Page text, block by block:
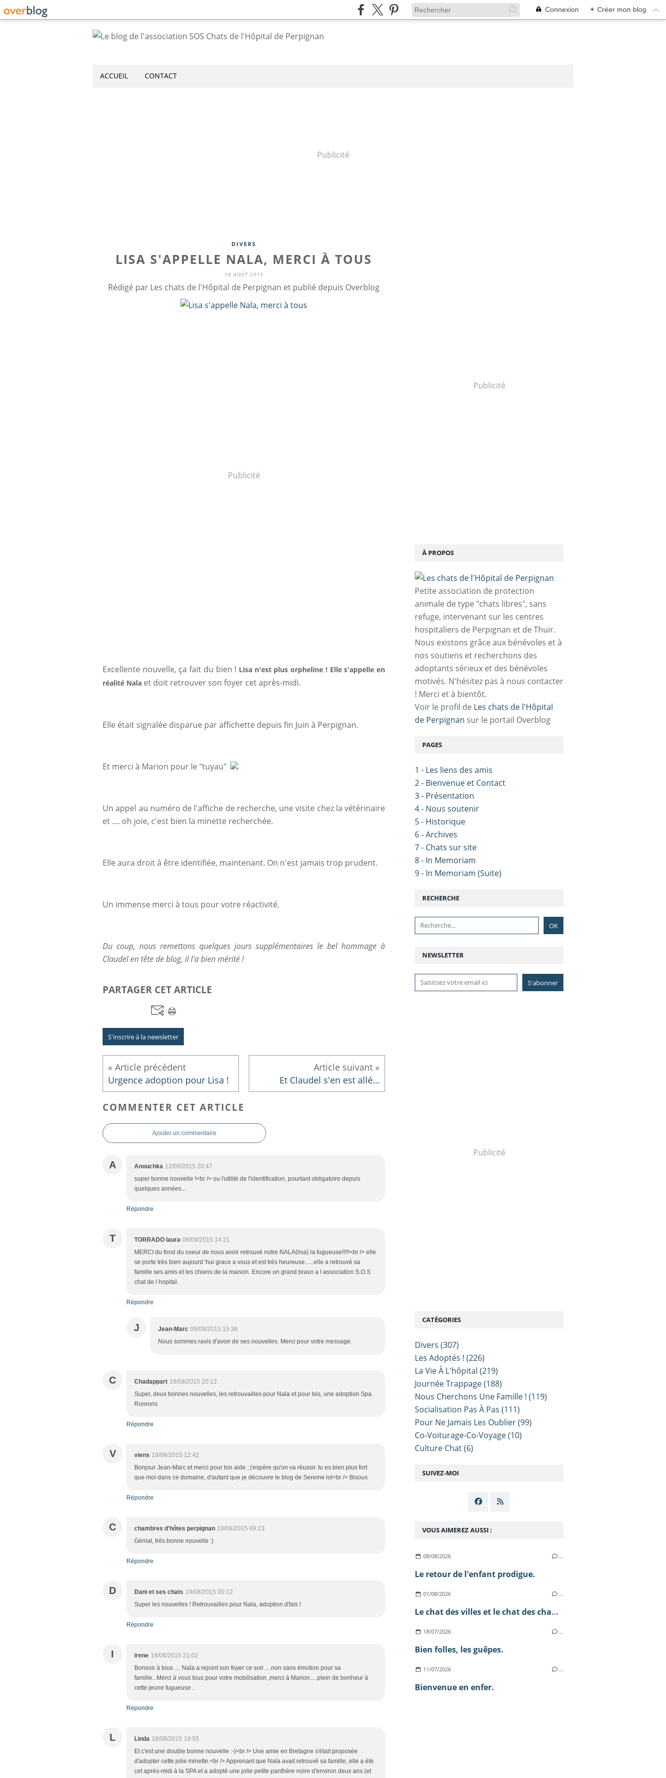
Connexion + Créer mon blog
ACCUEIL CONTACT
Publicité
DIVERS
LISA S'APPELLE NALA, MERCI À TOUS
18 AOÛT 2015
Rédigé par Les chats de l'Hôpital de Perpignan et publié depuis Overblog
Publicité
Excellente nouvelle, ça fait du bien ! Lisa n'est plus orpheline ! Elle s'appelle en
réalité Nala et doit retrouver son foyer cet après-midi.
Elle était signalée disparue par affichette depuis fin Juin à Perpignan.
Et merci à Marion pour le "tuyau"
Un appel au numéro de l'affiche de recherche, une visite chez la vétérinaire
et .... oh joie, c'est bien la minette recherchée.
Elle aura droit à être identifiée, maintenant. On n'est jamais trop prudent.
Un immense merci à tous pour votre réactivité.
Du coup, nous remettons quelques jours supplémentaires le bel hommage à
Claudel en tête de blog, il l'a bien mérité !
PARTAGER CET ARTICLE
S'inscrire à la newsletter
Urgence adoption pour Lisa ! Et Claudel s'en est allé…
COMMENTER CET ARTICLE
Ajouter un commentaire
A Anouchka 12/09/2015 20:47
super bonne nouvelle !<br /> ou l'utilité de l'identification, pourtant obligatoire depuis
quelques années...
Répondre
T TORRADO laura 08/09/2015 14:21
MERCI du fond du coeur de nous avoir retrouvé notre NALA(lisa) la fugueuse!!!!!<br /> elle
se porte très bien aujourd 'hui grace a vous et est très heureuse......elle a retrouvé sa
famille ses amis et les chiens de la maison. Encore un grand bravo a l association S.O.S
chat de l hopital.
Répondre
J Jean-Marc 08/09/2015 15:36
Nous sommes ravis d'avoir de ses nouvelles. Merci pour votre message.
C Chadappart 19/08/2015 20:12
Super, deux bonnes nouvelles, les retrouvailles pour Nala et pour Isis, une adoption Spa.
Ronrons
Répondre
V viens 19/08/2015 12:42
Bonjour Jean-Marc et merci pour ton aide ; j'espère qu'on va réussir. tu es bien plus fort
que moi dans ce domaine, d'autant que je découvre le blog de Sereine lol<br /> Bisous
Répondre
C chambres d'hôtes perpignan 19/08/2015 09:23
Génial, très bonne nouvelle :)
Répondre
D Dani et ses chats 19/08/2015 00:12
Super les nouvelles ! Retrouvailles pour Nala, adoption d'Isis !
Répondre
I irene 18/08/2015 21:02
Bonsoir à tous .... Nala a rejoint son foyer ce soir ....non sans émotion pour sa
famille...Merci à vous tous pour votre mobilisation ,merci à Marion.....plein de bonheur à
cette jeune fugueuse .
Répondre
L Linda 18/08/2015 19:55
Et c'est une double bonne nouvelle :-)<br /> Une amie en Bretagne s'était proposée
d'adopter cette jolie minette.<br /> Apprenant que Nala avait retrouvé sa famille, elle a été
cet après-midi à la SPA et a adopté une jolie petite panthère noire d'environ deux ans (et
Publicité
NEWSLETTER
SUIVEZ-MOI
RECHERCHE
À PROPOS
Petite association de protection
animale de type "chats libres", sans
refuge, intervenant sur les centres
hospitaliers de Perpignan et de Thuir.
Nous existons grâce aux bénévoles et à
nos soutiens et recherchons des
adoptants sérieux et des bénévoles
motivés. N'hésitez pas à nous contacter
! Merci et à bientôt.
Voir le profil de Les chats de l'Hôpital
de Perpignan sur le portail Overblog
Publicité
VOUS AIMEREZ AUSSI :
08/08/2026 …
Le retour de l'enfant prodigue.
01/08/2026 …
Le chat des villes et le chat des champs.
18/07/2026 …
Bien folles, les guêpes.
11/07/2026 …
Bienvenue en enfer.
PAGES
1 - Les liens des amis
2 - Bienvenue et Contact
3 - Présentation
4 - Nous soutenir
5 - Historique
6 - Archives
7 - Chats sur site
8 - In Memoriam
9 - In Memoriam (Suite)
CATÉGORIES
Divers (307)
Les Adoptés ! (226)
La Vie À L'hôpital (219)
Journée Trappage(188)
Nous Cherchons Une Famille ! (119)
Socialisation Pas À Pas (111)
Pour Ne Jamais Les Oublier(99)
Co-Voiturage-Co-Voyage(10)
Culture Chat(6)